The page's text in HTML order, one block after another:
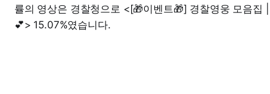
률의 영상은 경찰청으로 <[🎁이벤트🎁] 경찰영웅 모음집
💕> 15.07%였습니다.